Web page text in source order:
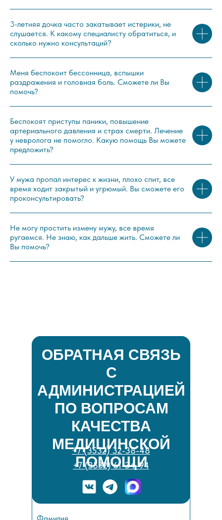
3-летняя дочка часто закатывает истерики, не
слушается. К какому специалисту обратиться, и
сколько нужно консультаций?
Меня беспокоит бессонница, вспышки
раздражения и головная боль. Сможете ли Вы
помочь?
Беспокоят приступы паники, повышение
артериального давления и страх смерти. Лечение
у невролога не помогло. Какую помощь Вы можете
предложить?
У мужа пропал интерес к жизни, плохо спит, все
время ходит закрытый и угрюмый. Вы сможете его
проконсультировать?
Не могу простить измену мужу, все время
ругаемся. Не знаю, как дальше жить. Сможете ли
Вы помочь?
ОБРАТНАЯ СВЯЗЬ
С
АДМИНИСТРАЦИЕЙ
ПО ВОПРОСАМ
КАЧЕСТВА
МЕДИЦИНСКОЙ
ПОМОЩИ
+7 (3532) 32-38-48
+7 (3532) 61-34-94